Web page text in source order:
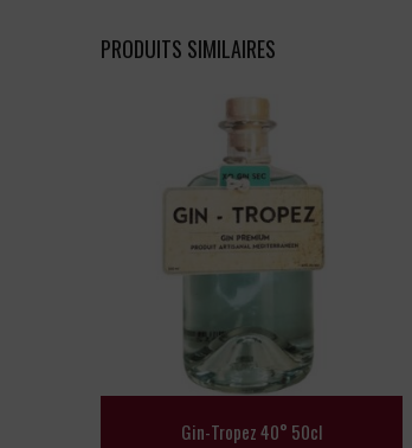
PRODUITS SIMILAIRES
Gin-Tropez 40° 50cl